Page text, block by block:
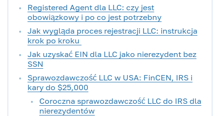
Registered Agent dla LLC: czy jest
obowiązkowy i po co jest potrzebny
Jak wygląda proces rejestracji LLC: instrukcja
krok po kroku
Jak uzyskać EIN dla LLC jako nierezydent bez
SSN
Sprawozdawczość LLC w USA: FinCEN, IRS i
kary do $25,000
Coroczna sprawozdawczość LLC do IRS dla
nierezydentów